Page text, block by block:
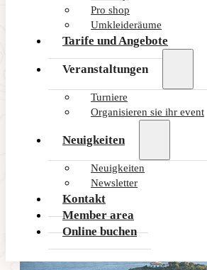
Pro shop
Umkleideräume
Tarife und Angebote
Veranstaltungen
Turniere
Organisieren sie ihr event
Neuigkeiten
Neuigkeiten
Newsletter
Kontakt
Member area
Online buchen